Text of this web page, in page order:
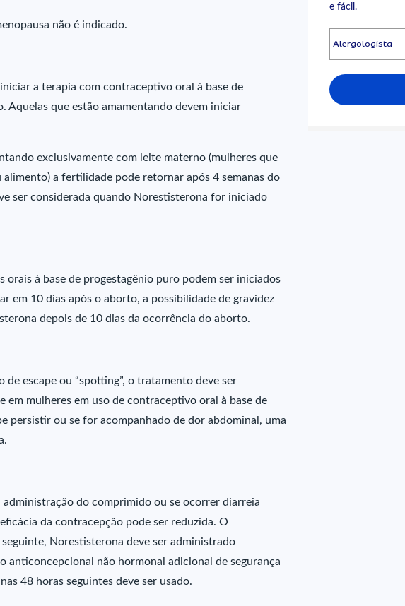
não é indicado.
a terapia com contraceptivo oral à base de
Aquelas que estão amamentando devem iniciar
exclusivamente com leite materno (mulheres que
a fertilidade pode retornar após 4 semanas do
ser considerada quando Norestisterona for iniciado
à base de progestagênio puro podem ser iniciados
em 10 dias após o aborto, a possibilidade de gravidez
depois de 10 dias da ocorrência do aborto.
escape ou “spotting”, o tratamento deve ser
em mulheres em uso de contraceptivo oral à base de
persistir ou se for acompanhado de dor abdominal, uma
do comprimido ou se ocorrer diarreia
da contracepção pode ser reduzida. O
Norestisterona deve ser administrado
não hormonal adicional de segurança
48 horas seguintes deve ser usado.
e fácil.